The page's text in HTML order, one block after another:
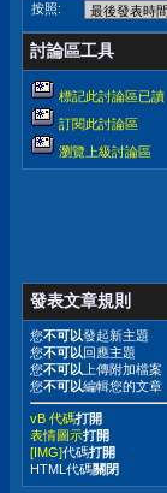
按照:
討論區工具
標記此討論區已讀
訂閱此討論區
瀏覽上級討論區
發表文章規則
您不可以發起新主題
您不可以回應主題
您不可以 上傳附加檔案
您不可以編輯您的文章
vB 代碼打開
表情圖示打開
[IMG]代碼打開
HTML代碼關閉